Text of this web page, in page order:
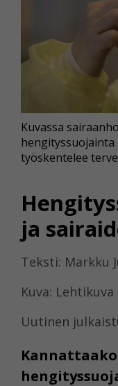
ja
Teksti: Markku
Kuva: Lehtikuva
Uutinen
Kuvassa
hengityssuojainta
työskentelee